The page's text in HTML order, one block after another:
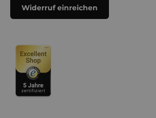
Widerruf einreichen